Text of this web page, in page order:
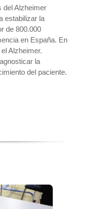
del Alzheimer
estabilizar la
de 800.000
en España. En
Alzheimer.
la
del paciente.